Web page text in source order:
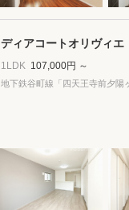
ディアコートオリヴィエ
1LDK 107,000円 ～
地下鉄谷町線「四天王寺前夕陽